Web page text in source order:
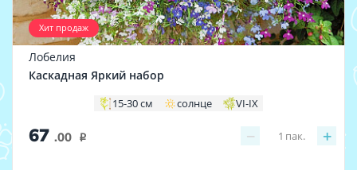
Хит продаж
Лобелия
Каскадная Яркий набор
15-30 см солнце VI-IX
67 .00 i − +
1 пак.